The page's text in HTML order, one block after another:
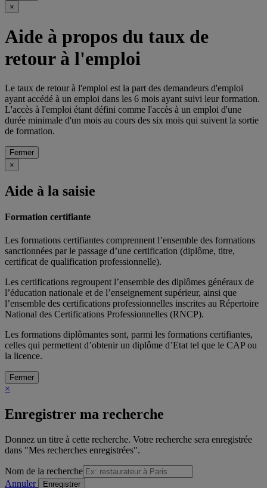
×
Aide à propos du taux de
retour à l'emploi
Le taux de retour à l'emploi est la part des demandeurs d'emploi
ayant accédé à un emploi dans les 6 mois ayant suivi leur formation.
L'accès à l'emploi étant défini comme l'accès à un emploi d'une
durée minimale d'un mois au cours des six mois qui suivent la sortie
de formation.
Fermer
×
Aide à la saisie
Formation certifiante
Les formations certifiantes comprennent l’ensemble des formations
sanctionnées par le passage d’une certification (diplôme, titre,
certificat de qualification professionnelle).
Les certifications regroupent l’ensemble des diplômes généraux de
l’éducation nationale et de l’enseignement supérieur, ainsi que
l’ensemble des certifications professionnelles inscrites au Répertoire
National des Certifications Professionnelles (RNCP).
Les formations diplômantes sont, parmi les formations certifiantes,
celles qui permettent d’obtenir un diplôme d’Etat tel que le CAP ou
la licence.
Fermer
×
Enregistrer ma recherche
Donnez un titre à cette recherche. Votre recherche sera enregistrée
dans "Mes recherches enregistrées".
Nom de la recherche
Annuler